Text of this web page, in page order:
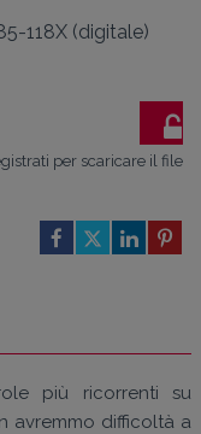
118X (digitale)
per scaricare il file
più ricorrenti su
avremmo difficoltà a